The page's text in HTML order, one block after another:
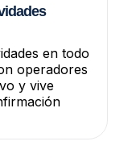
en todo
operadores
y vive